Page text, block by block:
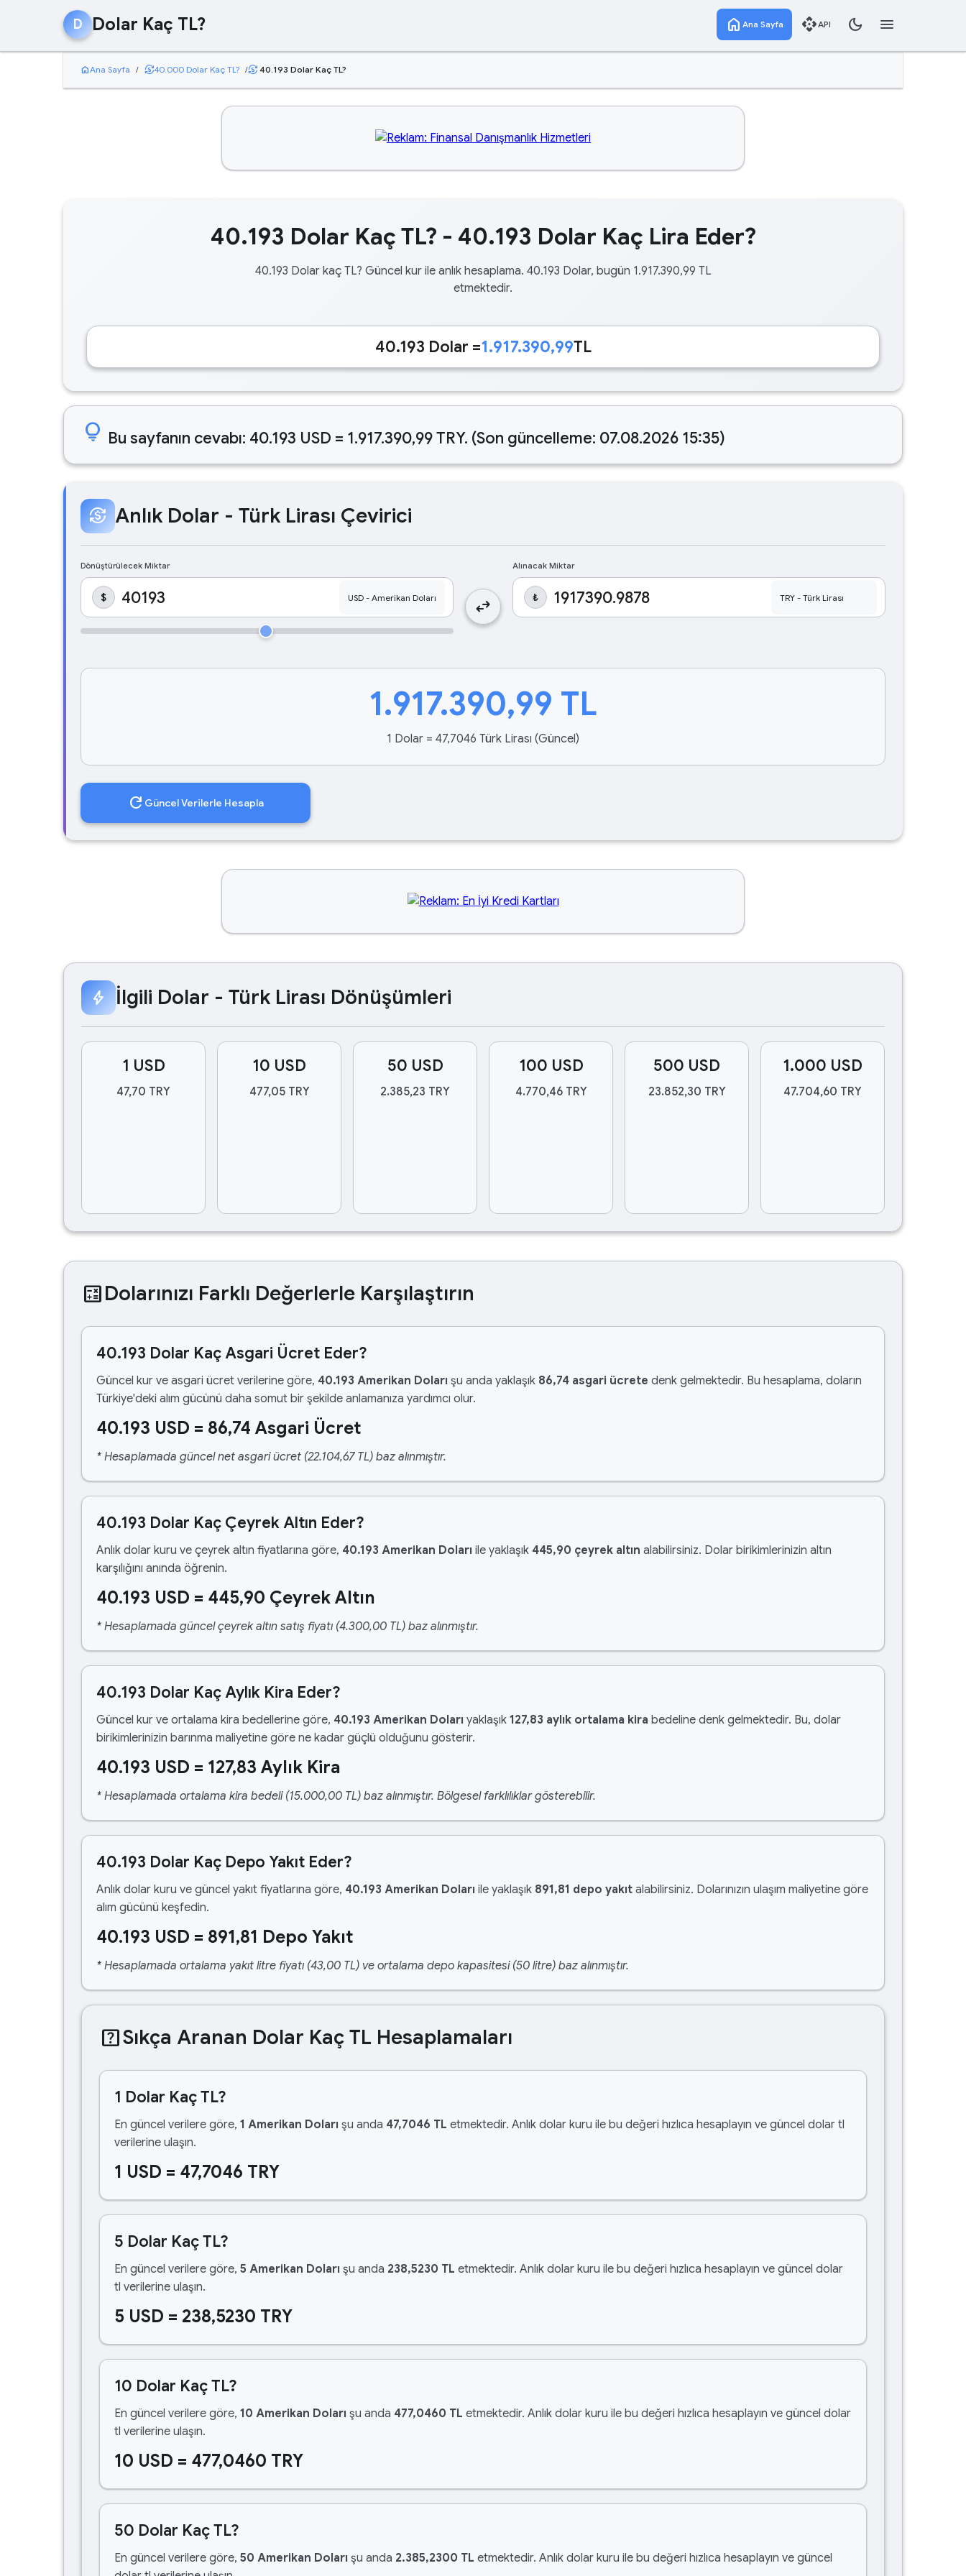
D Dolar Kaç TL? home Ana Sayfa apiAPI dark_mode menu
homeAna Sayfa / currency_exchange40.000 Dolar Kaç TL? /currency_exchange 40.193 Dolar Kaç TL?
40.193 Dolar Kaç TL? - 40.193 Dolar Kaç Lira Eder?
40.193 Dolar kaç TL? Güncel kur ile anlık hesaplama. 40.193 Dolar, bugün 1.917.390,99 TL
etmektedir.
40.193 Dolar =1.917.390,99TL
lightbulb Bu sayfanın cevabı: 40.193 USD = 1.917.390,99 TRY. (Son güncelleme: 07.08.2026 15:35)
currency_exchange Anlık Dolar - Türk Lirası Çevirici
Dönüştürülecek Miktar
$ swap_horiz
Alınacak Miktar
₺
1.917.390,99 TL
1 Dolar = 47,7046 Türk Lirası (Güncel)
refresh Güncel Verilerle Hesapla
bolt İlgili Dolar - Türk Lirası Dönüşümleri
1 USD
47,70 TRY
10 USD
477,05 TRY
50 USD
2.385,23 TRY
100 USD
4.770,46 TRY
500 USD
23.852,30 TRY
1.000 USD
47.704,60 TRY
calculateDolarınızı Farklı Değerlerle Karşılaştırın
40.193 Dolar Kaç Asgari Ücret Eder?
Güncel kur ve asgari ücret verilerine göre, 40.193 Amerikan Doları şu anda yaklaşık 86,74 asgari ücrete denk gelmektedir. Bu hesaplama, doların
Türkiye'deki alım gücünü daha somut bir şekilde anlamanıza yardımcı olur.
40.193 USD = 86,74 Asgari Ücret
* Hesaplamada güncel net asgari ücret (22.104,67 TL) baz alınmıştır.
40.193 Dolar Kaç Çeyrek Altın Eder?
Anlık dolar kuru ve çeyrek altın fiyatlarına göre, 40.193 Amerikan Doları ile yaklaşık 445,90 çeyrek altın alabilirsiniz. Dolar birikimlerinizin altın
karşılığını anında öğrenin.
40.193 USD = 445,90 Çeyrek Altın
* Hesaplamada güncel çeyrek altın satış fiyatı (4.300,00 TL) baz alınmıştır.
40.193 Dolar Kaç Aylık Kira Eder?
Güncel kur ve ortalama kira bedellerine göre, 40.193 Amerikan Doları yaklaşık 127,83 aylık ortalama kira bedeline denk gelmektedir. Bu, dolar
birikimlerinizin barınma maliyetine göre ne kadar güçlü olduğunu gösterir.
40.193 USD = 127,83 Aylık Kira
* Hesaplamada ortalama kira bedeli (15.000,00 TL) baz alınmıştır. Bölgesel farklılıklar gösterebilir.
40.193 Dolar Kaç Depo Yakıt Eder?
Anlık dolar kuru ve güncel yakıt fiyatlarına göre, 40.193 Amerikan Doları ile yaklaşık 891,81 depo yakıt alabilirsiniz. Dolarınızın ulaşım maliyetine göre
alım gücünü keşfedin.
40.193 USD = 891,81 Depo Yakıt
* Hesaplamada ortalama yakıt litre fiyatı (43,00 TL) ve ortalama depo kapasitesi (50 litre) baz alınmıştır.
help_centerSıkça Aranan Dolar Kaç TL Hesaplamaları
1 Dolar Kaç TL?
En güncel verilere göre, 1 Amerikan Doları şu anda 47,7046 TL etmektedir. Anlık dolar kuru ile bu değeri hızlıca hesaplayın ve güncel dolar tl
verilerine ulaşın.
1 USD = 47,7046 TRY
5 Dolar Kaç TL?
En güncel verilere göre, 5 Amerikan Doları şu anda 238,5230 TL etmektedir. Anlık dolar kuru ile bu değeri hızlıca hesaplayın ve güncel dolar
tl verilerine ulaşın.
5 USD = 238,5230 TRY
10 Dolar Kaç TL?
En güncel verilere göre, 10 Amerikan Doları şu anda 477,0460 TL etmektedir. Anlık dolar kuru ile bu değeri hızlıca hesaplayın ve güncel dolar
tl verilerine ulaşın.
10 USD = 477,0460 TRY
50 Dolar Kaç TL?
En güncel verilere göre, 50 Amerikan Doları şu anda 2.385,2300 TL etmektedir. Anlık dolar kuru ile bu değeri hızlıca hesaplayın ve güncel